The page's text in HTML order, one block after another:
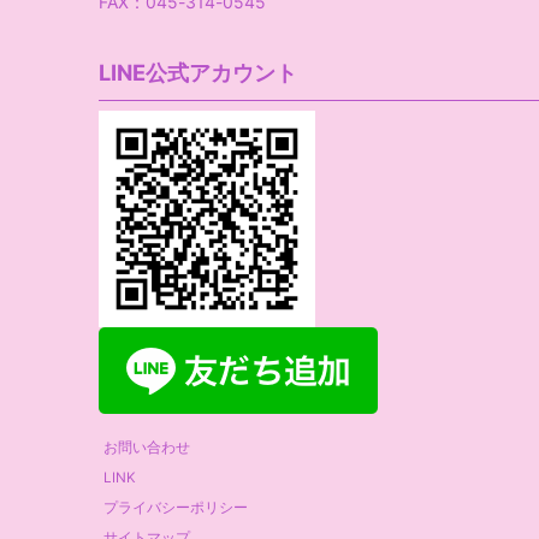
LINE公式アカウント
お問い合わせ
LINK
プライバシーポリシー